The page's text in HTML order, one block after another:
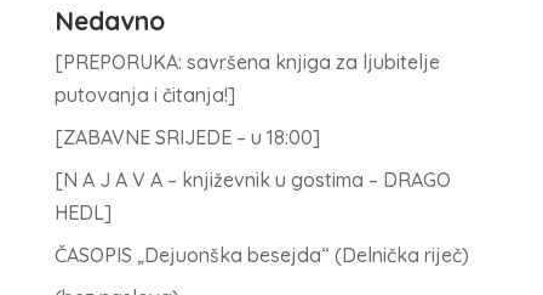
Nedavno
[PREPORUKA: savršena knjiga za ljubitelje
putovanja i čitanja!]
[ZABAVNE SRIJEDE – u 18:00]
[N A J A V A – književnik u gostima – DRAGO
HEDL]
ČASOPIS „Dejuonška besejda“ (Delnička riječ)